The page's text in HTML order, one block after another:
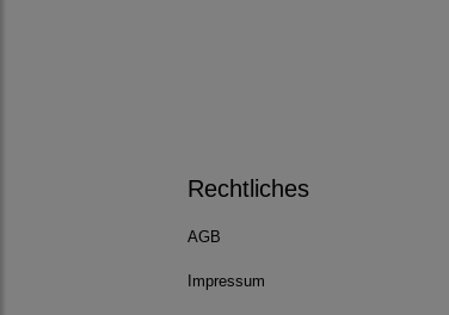
Rechtliches
AGB
Impressum